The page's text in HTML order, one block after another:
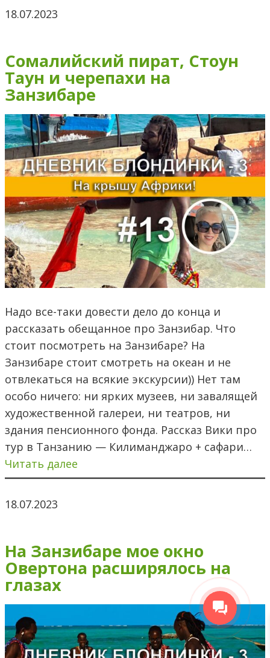
18.07.2023
Сомалийский пират, Стоун
Таун и черепахи на
Занзибаре
Надо все-таки довести дело до конца и
рассказать обещанное про Занзибар. Что
стоит посмотреть на Занзибаре? На
Занзибаре стоит смотреть на океан и не
отвлекаться на всякие экскурсии)) Нет там
особо ничего: ни ярких музеев, ни завалящей
художественной галереи, ни театров, ни
здания пенсионного фонда. Рассказ Вики про
тур в Танзанию — Килиманджаро + сафари…
Читать далее
18.07.2023
На Занзибаре мое окно
Овертона расширялось на
глазах